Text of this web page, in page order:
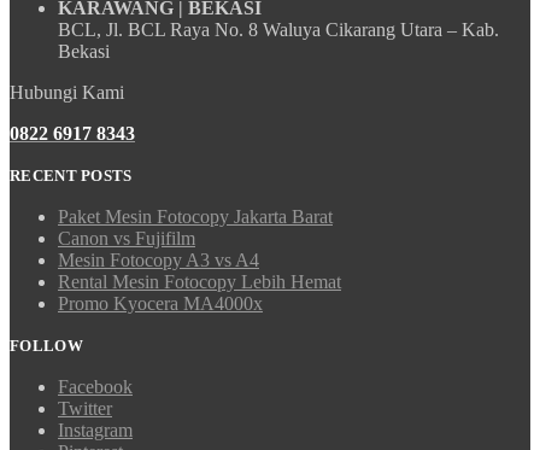
KARAWANG | BEKASI
BCL, Jl. BCL Raya No. 8 Waluya Cikarang Utara – Kab.
Bekasi
Hubungi Kami
0822 6917 8343
RECENT POSTS
Paket Mesin Fotocopy Jakarta Barat
Canon vs Fujifilm
Mesin Fotocopy A3 vs A4
Rental Mesin Fotocopy Lebih Hemat
Promo Kyocera MA4000x
FOLLOW
Facebook
Twitter
Instagram